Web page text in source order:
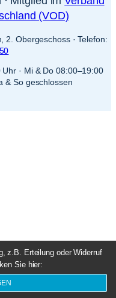
(VOD)
2. Obergeschoss · Telefon:
· Mi & Do 08:00–19:00
& So geschlossen
z.B. Erteilung oder Widerruf
Sie hier: